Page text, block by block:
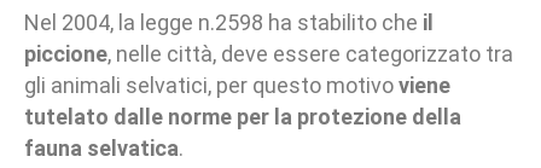
Nel 2004, la legge n.2598 ha stabilito che il
piccione, nelle città, deve essere categorizzato tra
gli animali selvatici, per questo motivoviene
tutelato dalle norme per la protezione della
fauna selvatica.